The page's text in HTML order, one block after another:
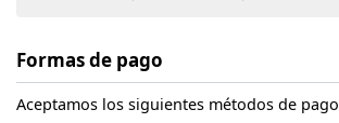
Formas de pago
Aceptamos los siguientes métodos de pago